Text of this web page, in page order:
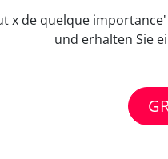
x de quelque
und erhalten Sie